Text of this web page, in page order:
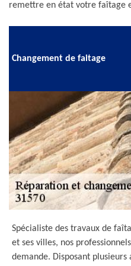
remettre en état votre faîtage
Changement de faitage
Spécialiste des travaux de
et ses villes, nos
demande. Disposant plusieurs